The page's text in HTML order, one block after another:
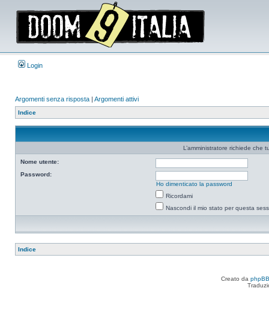
Login
Argomenti senza risposta | Argomenti attivi
Indice
L’amministratore richiede che
Nome utente:
Password:
Ho dimenticato la password
Ricordami
Nascondi il mio stato per questa
Indice
Creato da phpBB